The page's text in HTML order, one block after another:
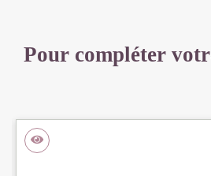
Pour compléter